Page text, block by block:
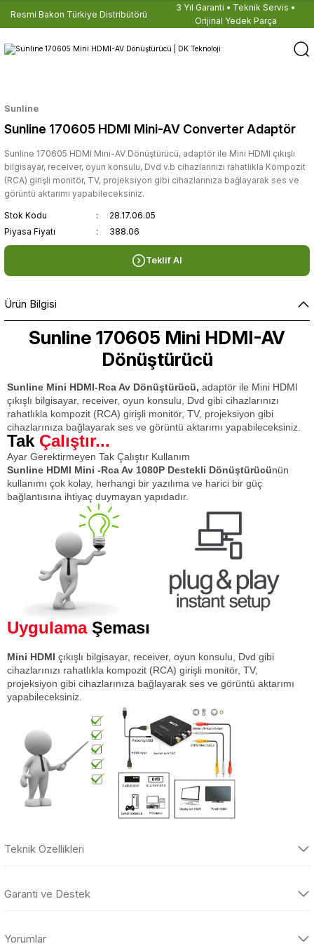
Resmi Bakon Türkiye Distribütörü
3 Yıl Garanti • Teknik Servis •
Orijinal Yedek Parça
Sunline
Sunline 170605 HDMI Mini-AV Converter Adaptör
Sunline 170605 HDMI Mini-AV Dönüştürücü, adaptör ile Mini HDMI çıkışlı
bilgisayar, receiver, oyun konsulu, Dvd v.b cihazlarınızı rahatlıkla Kompozit
(RCA) girişli monitör, TV, projeksiyon gibi cihazlarınıza bağlayarak ses ve
görüntü aktarımı yapabileceksiniz.
Stok Kodu
28.17.06.05
Piyasa Fiyatı
388.06
Teklif Al
Ürün Bilgisi
Sunline 170605 Mini HDMI-AV
Dönüştürücü
Sunline Mini HDMI-Rca Av Dönüştürücü, adaptör ile Mini HDMI
çıkışlı bilgisayar, receiver, oyun konsulu, Dvd gibi cihazlarınızı
rahatlıkla kompozit (RCA) girişli monitör, TV, projeksiyon gibi
cihazlarınıza bağlayarak ses ve görüntü aktarımı yapabileceksiniz.
Tak Çalıştır...
Ayar Gerektirmeyen Tak Çalıştır Kullanım
Sunline HDMI Mini -Rca Av 1080P Destekli Dönüştürücünün
kullanımı çok kolay, herhangi bir yazılıma ve harici bir güç
bağlantısına ihtiyaç duymayan yapıdadır.
UygulamaŞeması
Mini HDMI çıkışlı bilgisayar, receiver, oyun konsulu, Dvd gibi
cihazlarınızı rahatlıkla kompozit (RCA) girişli monitör, TV,
projeksiyon gibi cihazlarınıza bağlayarak ses ve görüntü aktarımı
yapabileceksiniz.
Teknik Özellikleri
listeleyebileceğiniz bölümdesiniz!
Kontrol eder misiniz, aradığınız ürün bu
Garanti ve Destek
Yorumlar